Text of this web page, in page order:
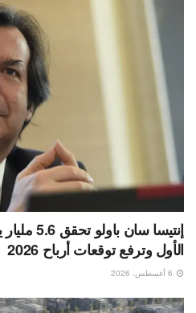
إنتيسا
الأول وترفع توقعات أرباح 2026